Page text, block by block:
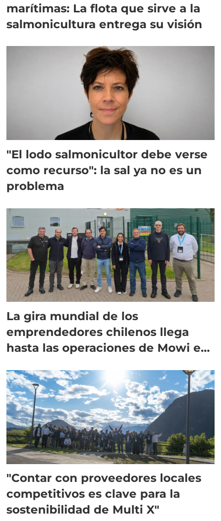
marítimas: La flota que sirve a la
salmonicultura entrega su visión
"El lodo salmonicultor debe verse
como recurso": la sal ya no es un
problema
La gira mundial de los
emprendedores chilenos llega
hasta las operaciones de Mowi en
"Contar con proveedores locales
competitivos es clave para la
sostenibilidad de Multi X"